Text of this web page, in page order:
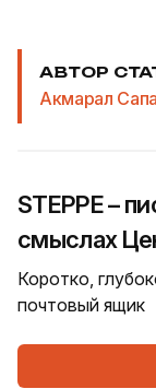
АВТОР
Акмарал
STEPPE –
смыслах
Коротко,
почтовый ящик